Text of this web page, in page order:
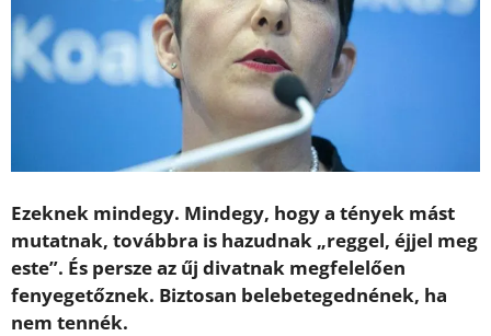
Ezeknek mindegy. Mindegy, hogy a tények mást
mutatnak, továbbra is hazudnak „reggel, éjjel meg
este”. És persze az űj divatnak megfelelően
fenyegetőznek. Biztosan belebetegednének, ha
nem tennék.